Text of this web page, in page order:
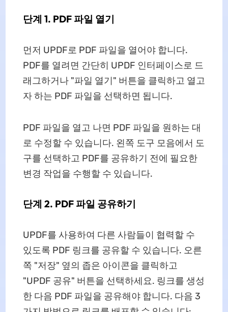
단계 1. PDF 파일 열기
먼저 UPDF로 PDF 파일을 열어야 합니다.
PDF를 열려면 간단히 UPDF 인터페이스로 드
래그하거나 "파일 열기" 버튼을 클릭하고 열고
자 하는 PDF 파일을 선택하면 됩니다.
PDF 파일을 열고 나면 PDF 파일을 원하는 대
로 수정할 수 있습니다. 왼쪽 도구 모음에서 도
구를 선택하고 PDF를 공유하기 전에 필요한
변경 작업을 수행할 수 있습니다.
단계 2. PDF 파일 공유하기
UPDF를 사용하여 다른 사람들이 협력할 수
있도록 PDF 링크를 공유할 수 있습니다. 오른
쪽 "저장" 옆의 좁은 아이콘을 클릭하고
"UPDF 공유" 버튼을 선택하세요. 링크를 생성
한 다음 PDF 파일을 공유해야 합니다. 다음 3